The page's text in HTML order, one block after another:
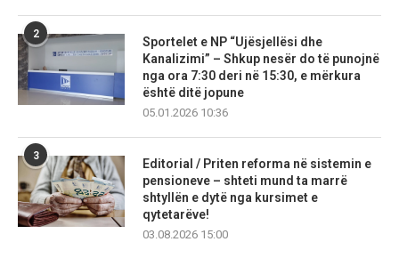
2
Sportelet e NP “Ujësjellësi dhe
Kanalizimi” – Shkup nesër do të punojnë
nga ora 7:30 deri në 15:30, e mërkura
është ditë jopune
05.01.2026 10:36
3
Editorial / Priten reforma në sistemin e
pensioneve – shteti mund ta marrë
shtyllën e dytë nga kursimet e
qytetarëve!
03.08.2026 15:00